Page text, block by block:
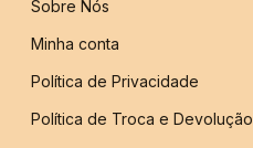
Sobre Nós
Minha conta
Política de Privacidade
Política de Troca e Devolução